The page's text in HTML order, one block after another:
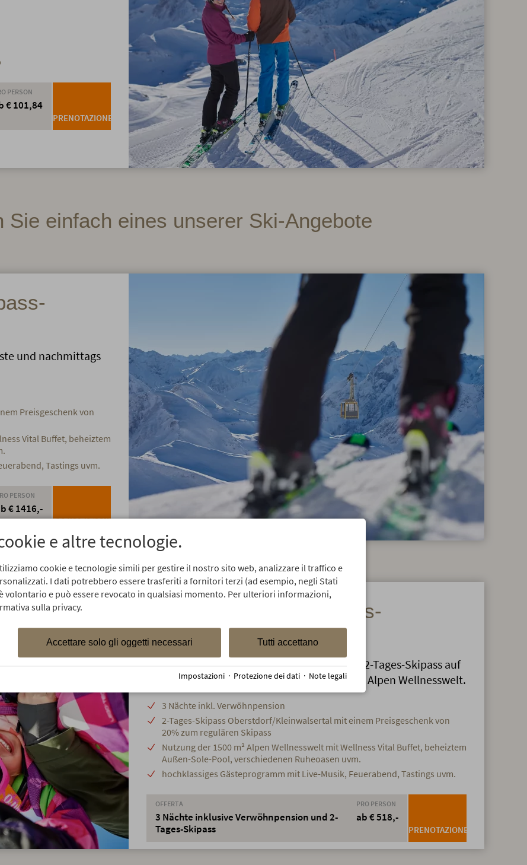
PERSON
€ 101,84
PRENOTAZIONE
Sie einfach eines unserer Ski-Angebote
und nachmittags
Preisgeschenk von
Vital Buffet, beheiztem
Tastings uvm.
PERSON
€ 1416,-
PRENOTAZIONE
Skitage mit 20% Skipass-
Geschenk
Skifans aufgepasst! Es geht 3 Tage inklusive 2-Tages-Skipass auf
die Piste und nachmittags aufwärmen in der Alpen Wellnesswelt.
3 Nächte inkl. Verwöhnpension
2-Tages-Skipass Oberstdorf/Kleinwalsertal mit einem Preisgeschenk von
20% zum regulären Skipass
Nutzung der 1500 m² Alpen Wellnesswelt mit Wellness Vital Buffet, beheiztem
Außen-Sole-Pool, verschiedenen Ruheoasen uvm.
hochklassiges Gästeprogramm mit Live-Musik, Feuerabend, Tastings uvm.
OFFERTA
3 Nächte inklusive Verwöhnpension und 2-
Tages-Skipass
PRO PERSON
ab € 518,-
PRENOTAZIONE
e altre tecnologie.
cookie e tecnologie simili per gestire il nostro sito web, analizzare il traffico e
I dati potrebbero essere trasferiti a fornitori terzi (ad esempio, negli Stati
volontario e può essere revocato in qualsiasi momento. Per ulteriori informazioni,
sulla privacy.
Tutti accettano
Accettare solo gli oggetti necessari
Impostazioni · Protezione dei dati · Note legali